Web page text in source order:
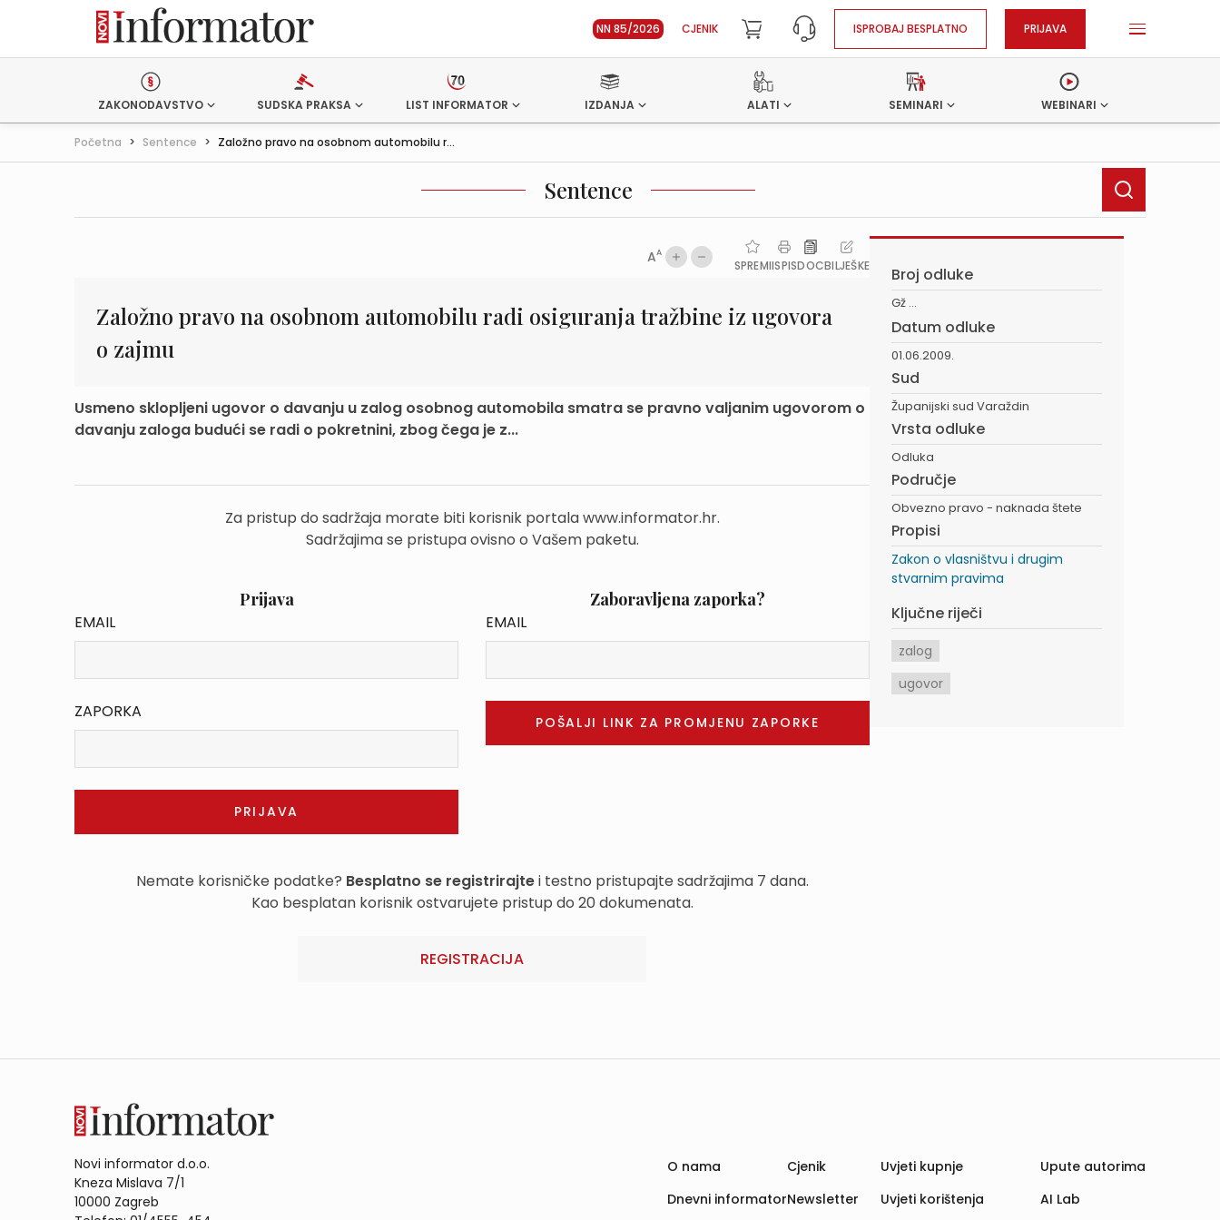
NN 85/2026 CJENIK ISPROBAJ BESPLATNO PRIJAVA
ZAKONODAVSTVO SUDSKA PRAKSA LIST INFORMATOR IZDANJA ALATI SEMINARI WEBINARI
Početna > Sentence > Založno pravo na osobnom automobilu r...
Sentence
AA
SPREMIISPISDOCBILJEŠKE
Založno pravo na osobnom automobilu radi osiguranja tražbine iz ugovora
o zajmu
Usmeno sklopljeni ugovor o davanju u zalog osobnog automobila smatra se pravno valjanim ugovorom o
davanju zaloga budući se radi o pokretnini, zbog čega je z...
Za pristup do sadržaja morate biti korisnik portala www.informator.hr.
Sadržajima se pristupa ovisno o Vašem paketu.
Prijava
EMAIL
ZAPORKA
Zaboravljena zaporka?
EMAIL
Nemate korisničke podatke? Besplatno se registrirajtei testno pristupajte sadržajima 7 dana.
Kao besplatan korisnik ostvarujete pristup do 20 dokumenata.
REGISTRACIJA
Broj odluke
Gž ...
Datum odluke
01.06.2009.
Sud
Županijski sud Varaždin
Vrsta odluke
Odluka
Područje
Obvezno pravo - naknada štete
Propisi
Zakon o vlasništvu i drugim
stvarnim pravima
Ključne riječi
zalog
ugovor
Novi informator d.o.o.
Kneza Mislava 7/1
10000 Zagreb
O nama
Dnevni informator
Cjenik
Newsletter
Uvjeti kupnje
Uvjeti korištenja
Upute autorima
AI Lab